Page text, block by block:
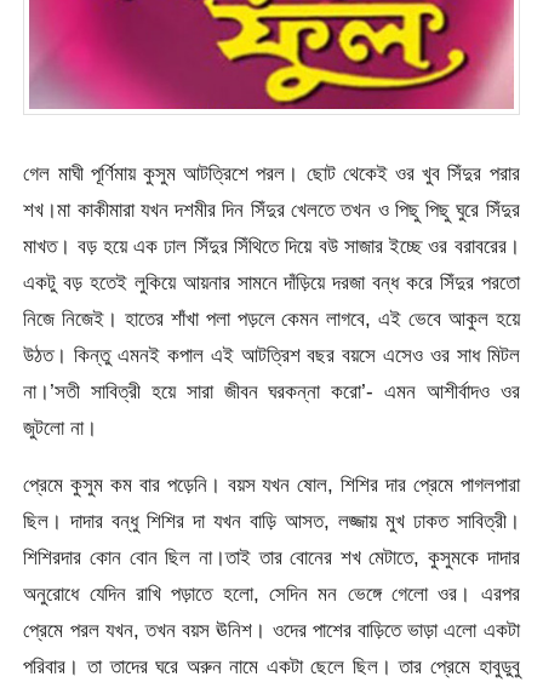
গেল মাঘী পূর্ণিমায় কুসুম আটত্রিশে পরল। ছোট থেকেই ওর খুব সিঁদুর পরার
শখ।মা কাকীমারা যখন দশমীর দিন সিঁদুর খেলতে তখন ও পিছু পিছু ঘুরে সিঁদুর
মাখত। বড় হয়ে এক ঢাল সিঁদুর সিঁথিতে দিয়ে বউ সাজার ইচ্ছে ওর বরাবরের।
একটু বড় হতেই লুকিয়ে আয়নার সামনে দাঁড়িয়ে দরজা বন্ধ করে সিঁদুর পরতো
নিজে নিজেই। হাতের শাঁখা পলা পড়লে কেমন লাগবে, এই ভেবে আকুল হয়ে
উঠত। কিন্তু এমনই কপাল এই আটত্রিশ বছর বয়সে এসেও ওর সাধ মিটল
না।’সতী সাবিত্রী হয়ে সারা জীবন ঘরকন্না করো’- এমন আশীর্বাদও ওর
জুটলো না।
প্রেমে কুসুম কম বার পড়েনি। বয়স যখন ষোল, শিশির দার প্রেমে পাগলপারা
ছিল। দাদার বন্ধু শিশির দা যখন বাড়ি আসত, লজ্জায় মুখ ঢাকত সাবিত্রী।
শিশিরদার কোন বোন ছিল না।তাই তার বোনের শখ মেটাতে, কুসুমকে দাদার
অনুরোধে যেদিন রাখি পড়াতে হলো, সেদিন মন ভেঙ্গে গেলো ওর। এরপর
প্রেমে পরল যখন, তখন বয়স ঊনিশ। ওদের পাশের বাড়িতে ভাড়া এলো একটা
পরিবার। তা তাদের ঘরে অরুন নামে একটা ছেলে ছিল। তার প্রেমে হাবুডুবু